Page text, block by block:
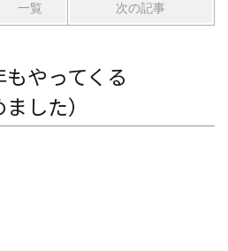
一覧 次の記事
やってくる
した）